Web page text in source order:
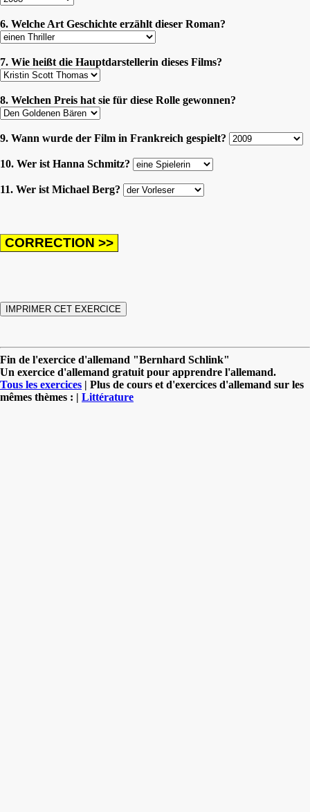
6. Welche Art Geschichte erzählt dieser Roman?
7. Wie heißt die Hauptdarstellerin dieses Films?
8. Welchen Preis hat sie für diese Rolle gewonnen?
9. Wann wurde der Film in Frankreich gespielt?
10. Wer ist Hanna Schmitz?
11. Wer ist Michael Berg?
Fin de l'exercice d'allemand "Bernhard Schlink"
Un exercice d'allemand gratuit pour apprendre l'allemand.
Tous les exercices | Plus de cours et d'exercices d'allemand sur les
mêmes thèmes : | Littérature